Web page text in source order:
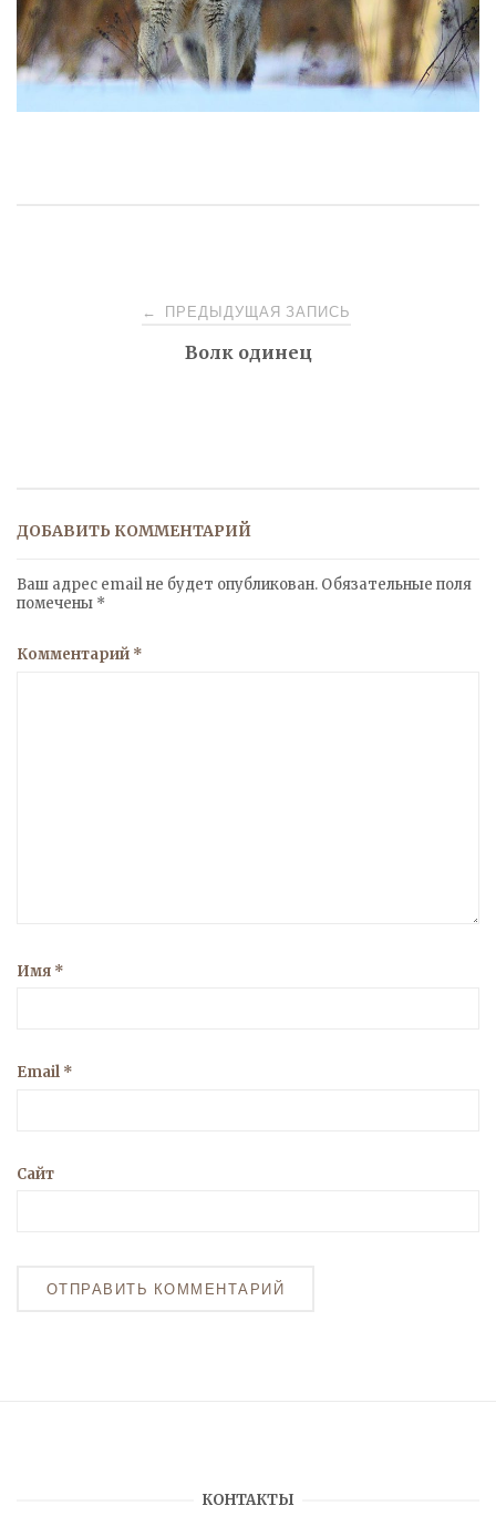
Навигация
← ПРЕДЫДУЩАЯ ЗАПИСЬ
Волк одинец
ДОБАВИТЬ КОММЕНТАРИЙ
Ваш адрес email не будет опубликован. Обязательные поля
помечены *
Комментарий *
Имя *
Email *
Сайт
КОНТАКТЫ